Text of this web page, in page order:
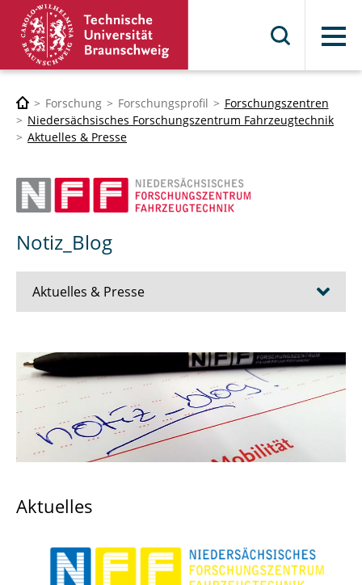
Menü
Forschung Forschungsprofil
Forschungszentren
Niedersächsisches Forschungszentrum Fahrzeugtechnik
Aktuelles & Presse
Notiz_Blog
Aktuelles & Presse
Newsletter
Dreh- und Fotogenehmigungen
NFF-Ausstellungen
Aktuelles